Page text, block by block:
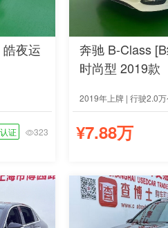
夜运
证 323
奔驰 B-Class
时尚型 2019款
2019年上牌 | 行驶2.0
¥7.88万